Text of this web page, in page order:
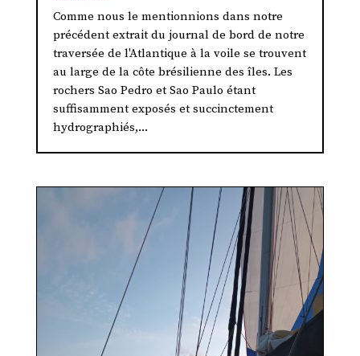
Comme nous le mentionnions dans notre
précédent extrait du journal de bord de notre
traversée de l'Atlantique à la voile se trouvent
au large de la côte brésilienne des îles. Les
rochers Sao Pedro et Sao Paulo étant
suffisamment exposés et succinctement
hydrographiés,...